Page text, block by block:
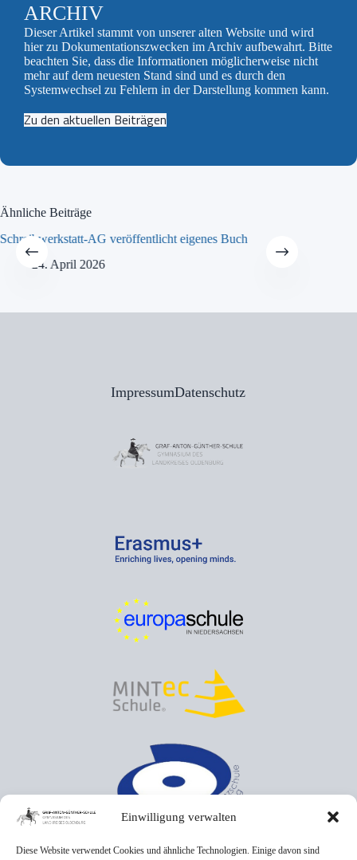
Einwilligung verwalten
Diese Website verwendet Cookies und ähnliche Technologien. Einige davon sind
ARCHIV
Dieser Artikel stammt von unserer alten Website und wird
hier zu Dokumentationszwecken im Archiv aufbewahrt. Bitte
beachten Sie, dass die Informationen möglicherweise nicht
mehr auf dem neuesten Stand sind und es durch den
Systemwechsel zu Fehlern in der Darstellung kommen kann.
Zu den aktuellen Beiträgen
Ähnliche Beiträge
Schreibwerkstatt-AG veröffentlicht eigenes Buch
24. April 2026
ImpressumDatenschutz